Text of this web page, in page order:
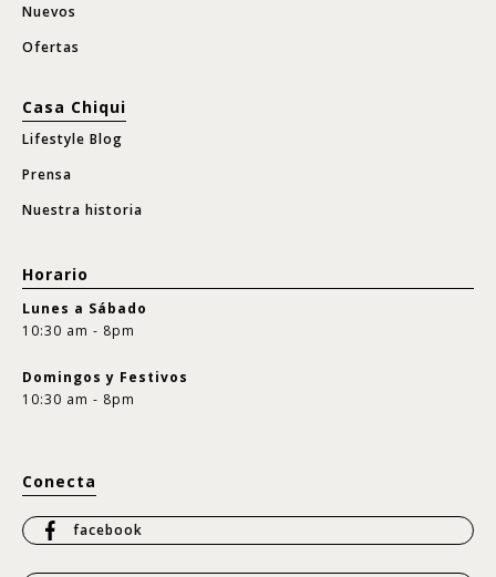
Nuevos
Ofertas
Casa Chiqui
Lifestyle Blog
Prensa
Nuestra historia
Horario
Lunes a Sábado
10:30 am - 8pm
Domingos y Festivos
10:30 am - 8pm
Conecta
facebook